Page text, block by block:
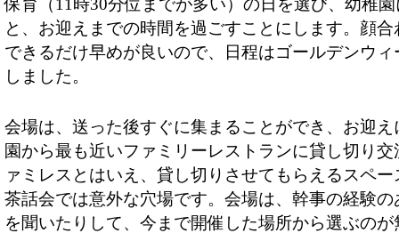
保育（11時30分位までが多い）の日を選び、幼稚
と、お迎えまでの時間を過ごすことにします。顔
できるだけ早めが良いので、日程はゴールデンウ
しました。
会場は、送った後すぐに集まることができ、お迎
園から最も近いファミリーレストランに貸し切り
ァミレスとはいえ、貸し切りさせてもらえるスペ
茶話会では意外な穴場です。会場は、幹事の経験
を聞いたりして、今まで開催した場所から選ぶの